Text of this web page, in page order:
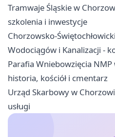
Tramwaje Śląskie w
szkolenia i inwestycje
Chorzowsko-
Wodociągów i Kanalizacji -
Parafia Wniebowzięcia
historia, kościół i cmentarz
Urząd Skarbowy w
usługi